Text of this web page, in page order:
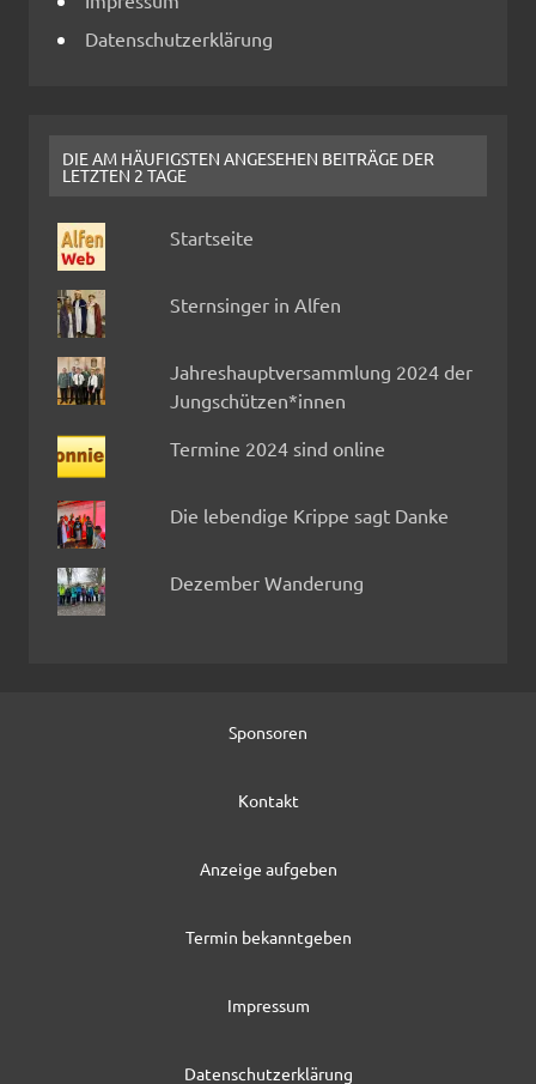
Datenschutzerklärung
DIE AM HÄUFIGSTEN ANGESEHEN BEITRÄGE DER
LETZTEN 2 TAGE
Startseite
Sternsinger in Alfen
Jahreshauptversammlung 2024 der
Jungschützen*innen
Termine 2024 sind online
Die lebendige Krippe sagt Danke
Dezember Wanderung
Sponsoren
Kontakt
Anzeige aufgeben
Termin bekanntgeben
Impressum
Datenschutzerklärung